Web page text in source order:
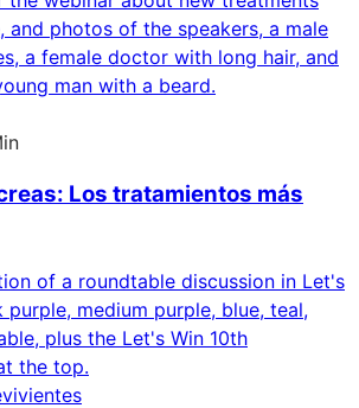
Los tratamientos más